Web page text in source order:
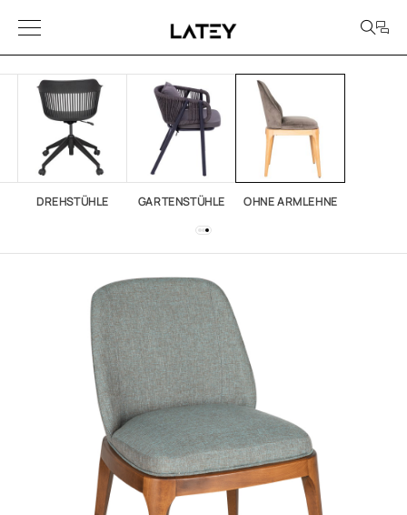
DREHSTÜHLE GARTENSTÜHLE OHNE ARMLEHNE